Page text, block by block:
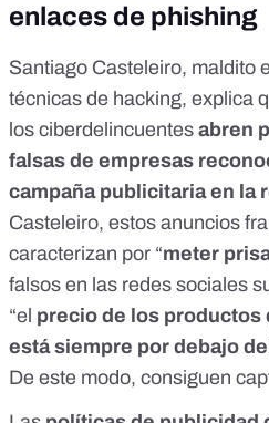
enlaces de phishing
Santiago Casteleiro, maldito
técnicas de hacking, explica
los ciberdelincuentes abren
falsas de empresas
campaña publicitaria en la
Casteleiro, estos anuncios
caracterizan por “meter
falsos en las redes sociales
“el precio de los productos
está siempre por debajo
De este modo, consiguen